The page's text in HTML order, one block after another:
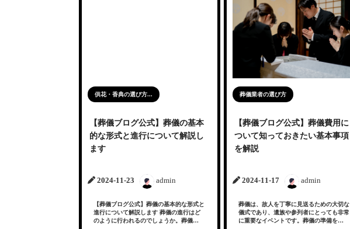
供花・香典の選び方...
【葬儀ブログ公式】葬儀の基本
的な形式と進行について解説し
ます
2024-11-23 admin
【葬儀ブログ公式】葬儀の基本的な形式と
進行について解説します 葬儀の進行はど
のように行われるのでしょうか。葬儀…
葬儀業者の選び方
【葬儀ブログ公式】葬儀費用に
ついて知っておきたい基本事項
を解説
2024-11-17 admin
葬儀は、故人を丁寧に見送るための大切な
儀式であり、遺族や参列者にとっても非常
に重要なイベントです。葬儀の準備を…